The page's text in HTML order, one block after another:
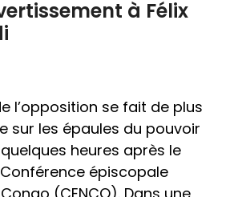
à Félix
l’opposition se fait de plus
sur les épaules du pouvoir
heures après le
épiscopale